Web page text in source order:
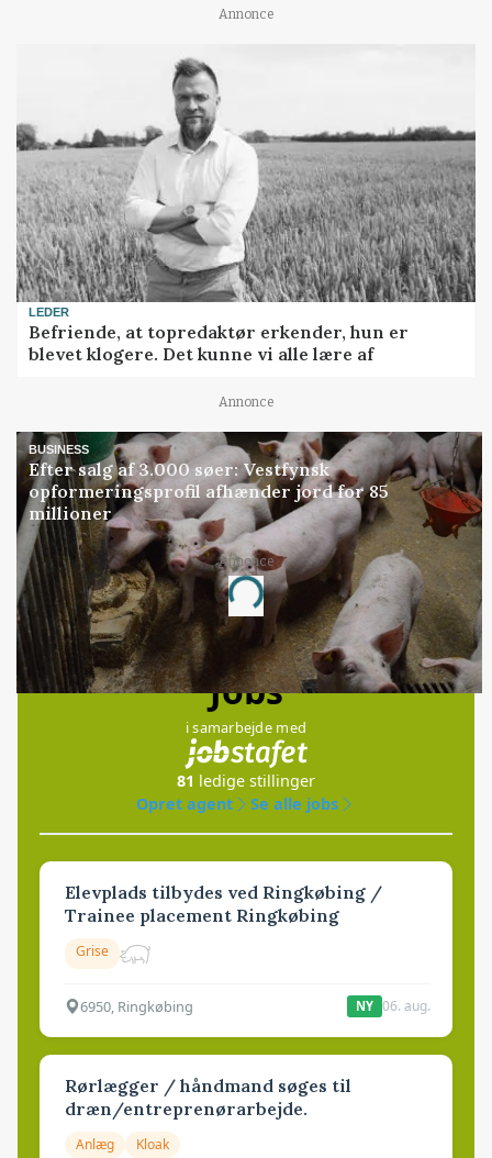
Annonce
LEDER
Befriende, at topredaktør erkender, hun er
blevet klogere. Det kunne vi alle lære af
Annonce
BUSINESS
Efter salg af 3.000 søer: Vestfynsk
opformeringsprofil afhænder jord for 85
millioner
Annonce
Loading...
Jobs
i samarbejde med
81 ledige stillinger
Opret agent
Se alle jobs
Elevplads tilbydes ved Ringkøbing /
Trainee placement Ringkøbing
Grise
6950, Ringkøbing NY 06. aug.
Rørlægger / håndmand søges til
dræn/entreprenørarbejde.
Anlæg Kloak